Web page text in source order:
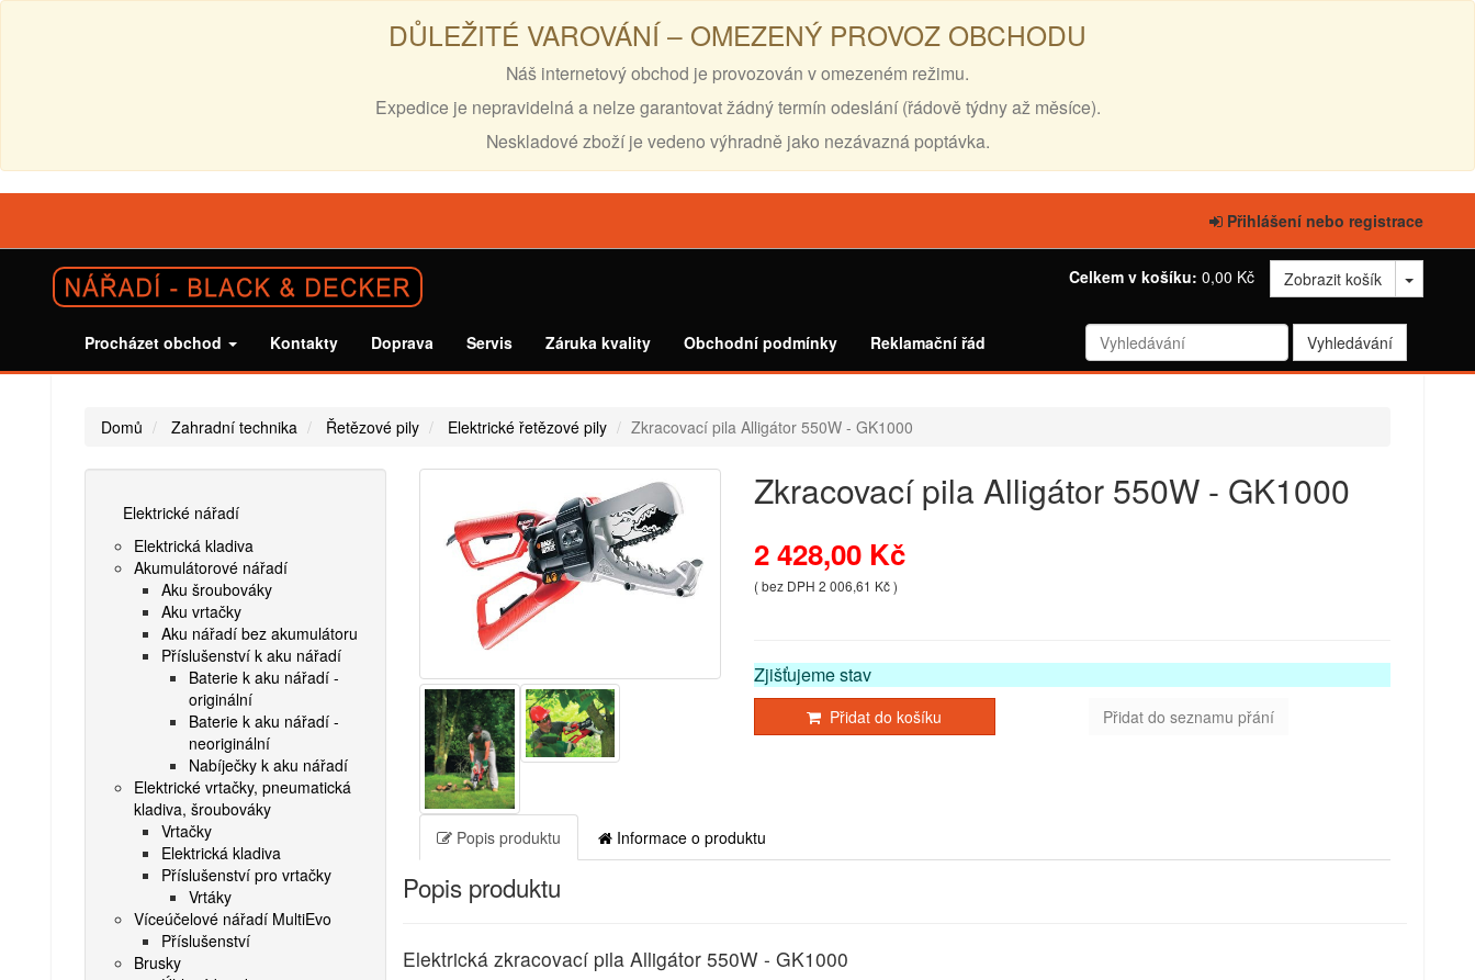
DŮLEŽITÉ VAROVÁNÍ – OMEZENÝ PROVOZ OBCHODU
Náš internetový obchod je provozován v omezeném režimu.
Expedice je nepravidelná a nelze garantovat žádný termín odeslání (řádově týdny až měsíce).
Neskladové zboží je vedeno výhradně jako nezávazná poptávka.
Přihlášení nebo registrace
Celkem v košíku: 0,00 Kč Zobrazit košík
Procházet obchod Kontakty Doprava Servis Záruka kvality Obchodní podmínky Reklamační řád
Domů Zahradní technika Řetězové pily Elektrické řetězové pily Zkracovací pila Alligátor 550W - GK1000
Elektrické nářadí
Elektrická kladiva
Akumulátorové nářadí
Aku šroubováky
Aku vrtačky
Aku nářadí bez akumulátoru
Příslušenství k aku nářadí
Baterie k aku nářadí -
originální
Baterie k aku nářadí -
neoriginální
Nabíječky k aku nářadí
Elektrické vrtačky, pneumatická
kladiva, šroubováky
Vrtačky
Elektrická kladiva
Příslušenství pro vrtačky
Vrtáky
Víceúčelové nářadí MultiEvo
Příslušenství
Brusky
Zkracovací pila Alligátor 550W - GK1000
2 428,00 Kč
( bez DPH 2 006,61 Kč )
Zjišťujeme stav
Přidat do košíku Přidat do seznamu přání
Popis produktu Informace o produktu
Popis produktu
Elektrická zkracovací pila Alligátor 550W - GK1000